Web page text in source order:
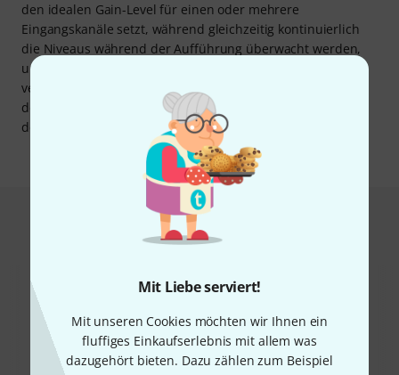
Mit Liebe serviert!
Mit unseren Cookies möchten wir Ihnen ein
fluffiges Einkaufserlebnis mit allem was
dazugehört bieten. Dazu zählen zum Beispiel
den idealen Gain-Level für einen oder mehrere
Eingangskanäle setzt, während gleichzeitig kontinuierlich
die Niveaus während der Aufführung überwacht werden,
um unerwünschte Spitzen oder Überraschungen zu
vermeiden. Das Konzept der Update-Versionen ist es
demnach, sie mit Vorzügen aus anderen bewährten Serien
der Marke aufzuwerten.
Das kauften Kunden, die sich dieses
Produkt angesehen haben